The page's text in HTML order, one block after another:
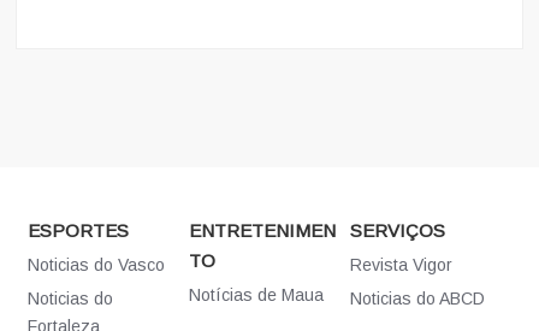
ESPORTES
Noticias do Vasco
Noticias do
Fortaleza
ENTRETENIMEN
TO
Notícias de Maua
SERVIÇOS
Revista Vigor
Noticias do ABCD